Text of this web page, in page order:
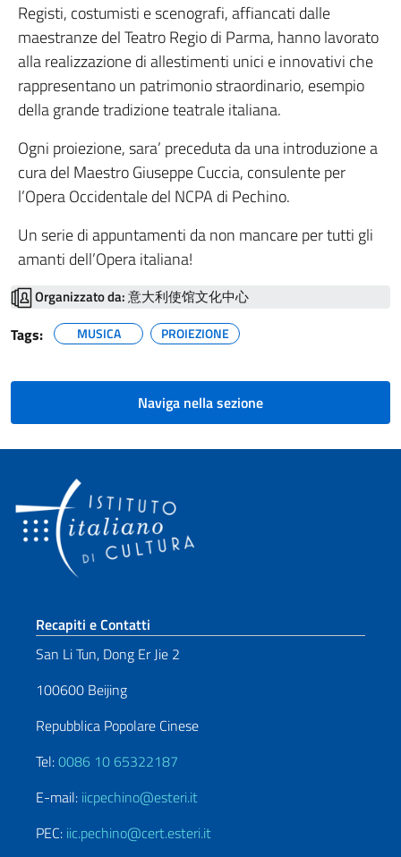
Registi, costumisti e scenografi, affiancati dalle
maestranze del Teatro Regio di Parma, hanno lavorato
alla realizzazione di allestimenti unici e innovativi che
rappresentano un patrimonio straordinario, esempio
della grande tradizione teatrale italiana.
Ogni proiezione, sara’ preceduta da una introduzione a
cura del Maestro Giuseppe Cuccia, consulente per
l’Opera Occidentale del NCPA di Pechino.
Un serie di appuntamenti da non mancare per tutti gli
amanti dell’Opera italiana!
Organizzato da:意大利使馆文化中心
Tags: MUSICA PROIEZIONE
Naviga nella sezione
Sezione footer
Recapiti e Contatti
San Li Tun, Dong Er Jie 2
100600 Beijing
Repubblica Popolare Cinese
Tel:0086 10 65322187
E-mail: iicpechino@esteri.it
PEC: iic.pechino@cert.esteri.it